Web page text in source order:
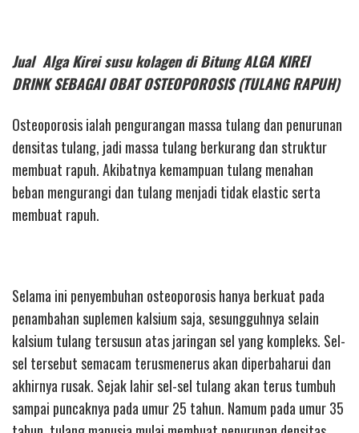
Jual Alga Kirei susu kolagen di Bitung ALGA KIREI
DRINK SEBAGAI OBAT OSTEOPOROSIS (TULANG RAPUH)
Osteoporosis ialah pengurangan massa tulang dan penurunan
densitas tulang, jadi massa tulang berkurang dan struktur
membuat rapuh. Akibatnya kemampuan tulang menahan
beban mengurangi dan tulang menjadi tidak elastic serta
membuat rapuh.
Selama ini penyembuhan osteoporosis hanya berkuat pada
penambahan suplemen kalsium saja, sesungguhnya selain
kalsium tulang tersusun atas jaringan sel yang kompleks. Sel-
sel tersebut semacam terusmenerus akan diperbaharui dan
akhirnya rusak. Sejak lahir sel-sel tulang akan terus tumbuh
sampai puncaknya pada umur 25 tahun. Namum pada umur 35